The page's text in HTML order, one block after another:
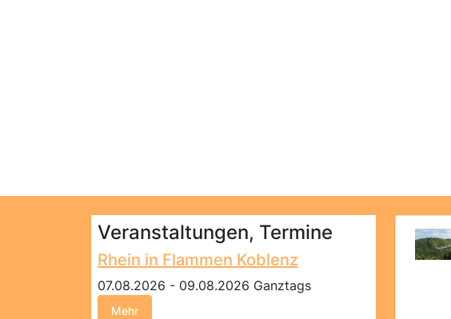
Veranstaltungen, Termine
Rhein in Flammen Koblenz
07.08.2026 - 09.08.2026 Ganztags
Mehr